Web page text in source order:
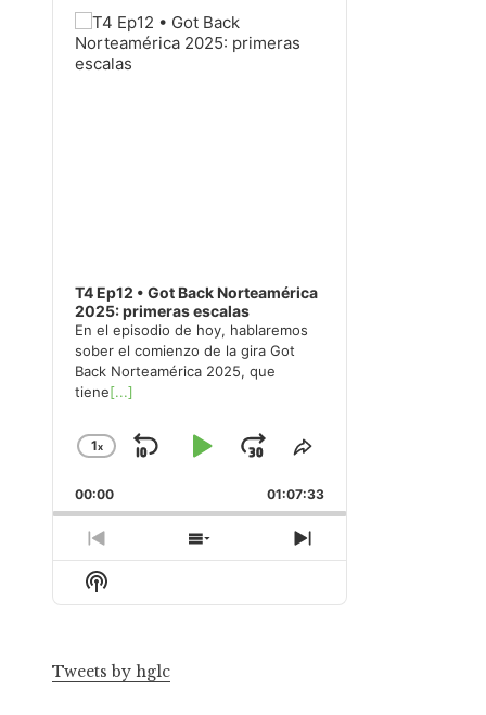
Player
T4 Ep12 • Got Back Norteamérica
2025: primeras escalas
En el episodio de hoy, hablaremos
sober el comienzo de la gira Got
Back Norteamérica 2025, que
tiene[...]
Change
Rate
1x
Skip
Backward
Play
Pause
Jump
Forward
Share
Episode
00:00 01:07:33
Previous
Episode
Show
Episodes
Next
Episode
Show
Podcast
Tweets by hglc